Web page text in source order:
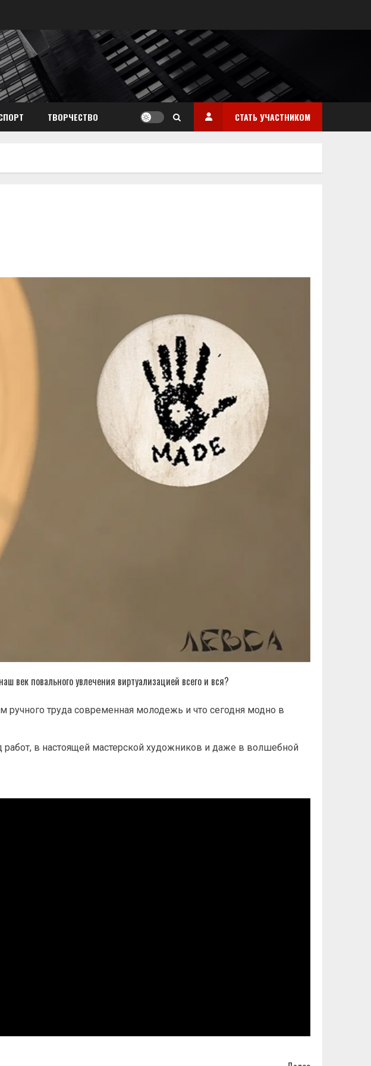
ТВОРЧЕСТВО СТАТЬ УЧАСТНИКОМ
век повального увлечения виртуализацией всего и вся?
ручного труда современная молодежь и что сегодня модно в
в настоящей мастерской художников и даже в волшебной